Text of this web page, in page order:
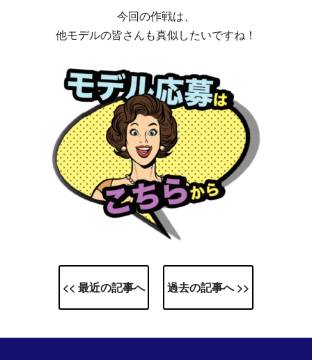
今回の作戦は、
他モデルの皆さんも真似したいですね！
<< 最近の記事へ 過去の記事へ >>